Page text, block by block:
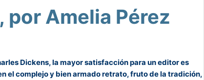
por Amelia Pérez
Dickens, la mayor satisfacción para un editor es
el complejo y bien armado retrato, fruto de la tradición,